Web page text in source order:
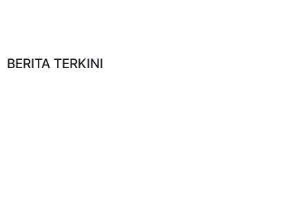
BERITA TERKINI